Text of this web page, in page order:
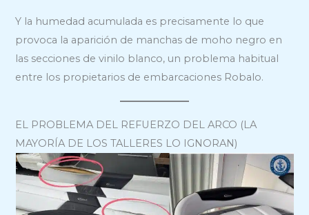
Y la humedad acumulada es precisamente lo que
provoca la aparición de manchas de moho negro en
las secciones de vinilo blanco, un problema habitual
entre los propietarios de embarcaciones Robalo.
EL PROBLEMA DEL REFUERZO DEL ARCO (LA
MAYORÍA DE LOS TALLERES LO IGNORAN)